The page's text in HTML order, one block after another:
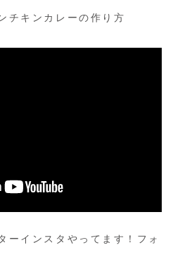
チキンカレーの作り方
ーインスタやってます！フォ